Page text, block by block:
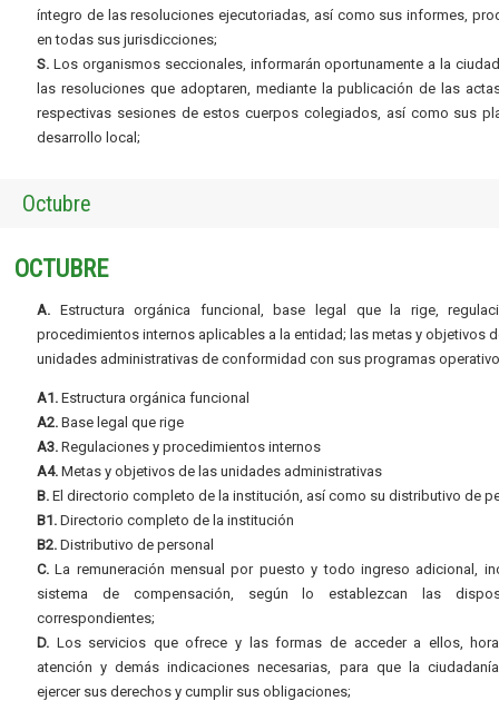
íntegro de las resoluciones ejecutoriadas, así como sus informes,
en todas sus jurisdicciones;
S. Los organismos seccionales, informarán oportunamente a la
las resoluciones que adoptaren, mediante la publicación de las
respectivas sesiones de estos cuerpos colegiados, así como sus
desarrollo local;
Octubre
OCTUBRE
A. Estructura orgánica funcional, base legal que la rige,
procedimientos internos aplicables a la entidad; las metas y objetivos
unidades administrativas de conformidad con sus programas
A1. Estructura orgánica funcional
A2. Base legal que rige
A3. Regulaciones y procedimientos internos
A4. Metas y objetivos de las unidades administrativas
B. El directorio completo de la institución, así como su distributivo de
B1. Directorio completo de la institución
B2. Distributivo de personal
C. La remuneración mensual por puesto y todo ingreso adicional,
sistema de compensación, según lo establezcan las
correspondientes;
D. Los servicios que ofrece y las formas de acceder a ellos,
atención y demás indicaciones necesarias, para que la
ejercer sus derechos y cumplir sus obligaciones;